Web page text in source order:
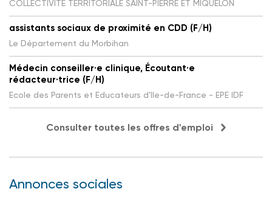
COLLECTIVITE TERRITORIALE SAINT-PIERRE ET MIQUELON
assistants sociaux de proximité en CDD (F/H)
Le Département du Morbihan
Médecin conseiller·e clinique, Écoutant·e
rédacteur·trice (F/H)
Ecole des Parents et Educateurs d'Ile-de-France - EPE IDF
Consulter toutes les offres d'emploi
Annonces sociales